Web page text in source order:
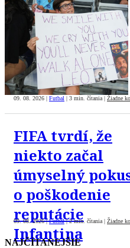
09. 08. 2026 Futbal 3 min. čítania Žiadne
FIFA tvrdí, že
niekto začal
úmyselný
o poškodenie
reputácie
Infantina
09. 08. 2026| Futbal |2 min. čítania Žiadne
NAJČÍTANEJŠIE